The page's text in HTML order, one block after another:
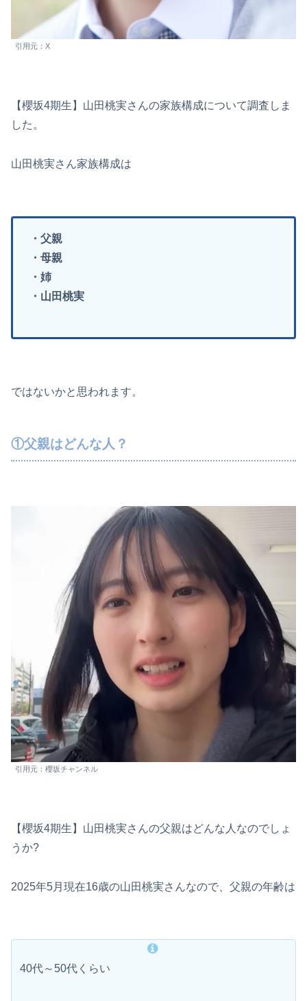
引用元：X
【櫻坂4期生】山田桃実さんの家族構成について調査しま
した。
山田桃実さん家族構成は
・父親
・母親
・姉
・山田桃実
ではないかと思われます。
①父親はどんな人？
引用元：櫻坂チャンネル
【櫻坂4期生】山田桃実さんの父親はどんな人なのでしょ
うか?
2025年5月現在16歳の山田桃実さんなので、父親の年齢は
40代～50代くらい